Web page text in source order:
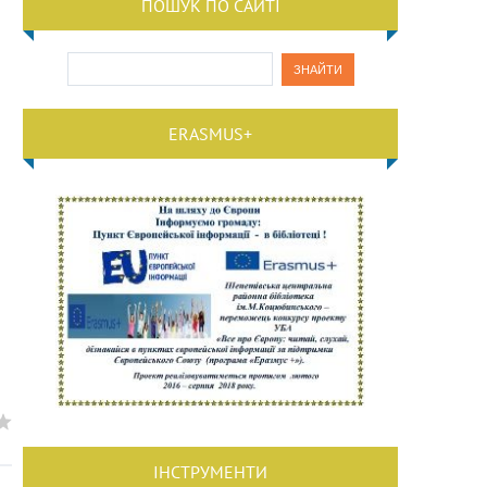
ПОШУК ПО САЙТІ
ERASMUS+
ІНСТРУМЕНТИ